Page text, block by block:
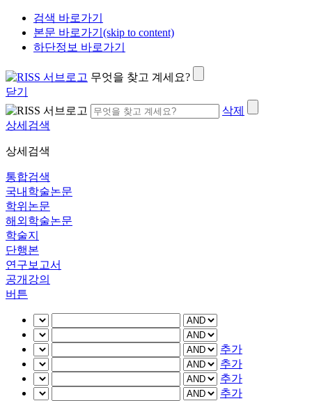
검색 바로가기
본문 바로가기(skip to content)
하단정보 바로가기
무엇을 찾고 계세요?
닫기
삭제
상세검색
상세검색
통합검색
국내학술논문
학위논문
해외학술논문
학술지
단행본
연구보고서
공개강의
버튼
추가
추가
추가
추가